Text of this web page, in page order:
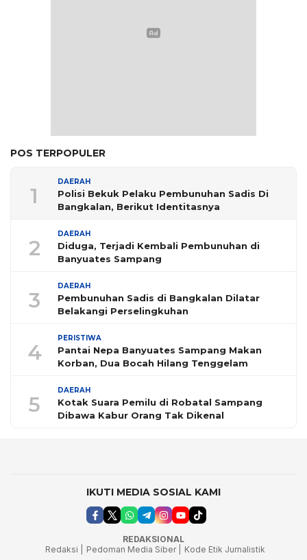
POS TERPOPULER
1
DAERAH
Polisi Bekuk Pelaku Pembunuhan Sadis Di
Bangkalan, Berikut Identitasnya
2
DAERAH
Diduga, Terjadi Kembali Pembunuhan di
Banyuates Sampang
3
DAERAH
Pembunuhan Sadis di Bangkalan Dilatar
Belakangi Perselingkuhan
4
PERISTIWA
Pantai Nepa Banyuates Sampang Makan
Korban, Dua Bocah Hilang Tenggelam
5
DAERAH
Kotak Suara Pemilu di Robatal Sampang
Dibawa Kabur Orang Tak Dikenal
IKUTI MEDIA SOSIAL KAMI
REDAKSIONAL
Redaksi |
Pedoman Media Siber | Kode Etik Jurnalistik